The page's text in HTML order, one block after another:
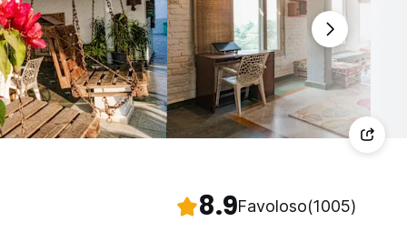
8.9Favoloso(1005)